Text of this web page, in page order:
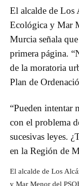
El alcalde de Los
Ecológica y Mar
Murcia señala
primera página.
de la moratoria
Plan de
“Pueden intentar
con el problema
sucesivas leyes.
en la Región de
El alcalde de Los
y Mar Menor del